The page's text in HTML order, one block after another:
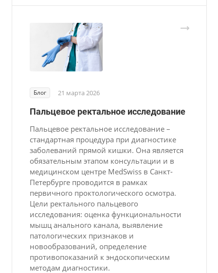
Блог 21 марта 2026
Пальцевое ректальное исследование
Пальцевое ректальное исследование –
стандартная процедура при диагностике
заболеваний прямой кишки. Она является
обязательным этапом консультации и в
медицинском центре MedSwiss в Санкт-
Петербурге проводится в рамках
первичного проктологического осмотра.
Цели ректального пальцевого
исследования: оценка функциональности
мышц анального канала, выявление
патологических признаков и
новообразований, определение
противопоказаний к эндоскопическим
методам диагностики.